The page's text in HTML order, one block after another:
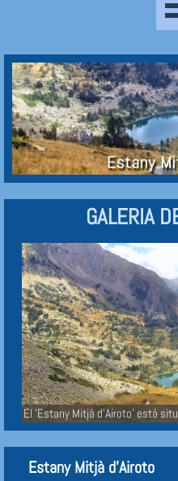
GALERIA
El 'Estany Mitjà d'Airoto' está
Estany Mitjà d'Airoto